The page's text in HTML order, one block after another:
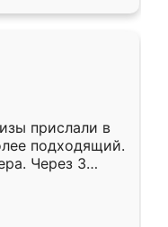
прислали в
подходящий.
Через 3
Остались
Ренессанс